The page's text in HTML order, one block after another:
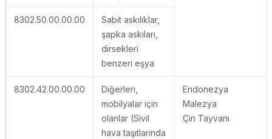
8302.50.00.00.00
Sabit askılıklar,
şapka askıları,
dirsekleri
benzeri eşya
8302.42.00.00.00
Diğerleri,
mobilyalar için
olanlar (Sivil
hava taşıtlarında
Endonezya
Malezya
Çin Tayvanı